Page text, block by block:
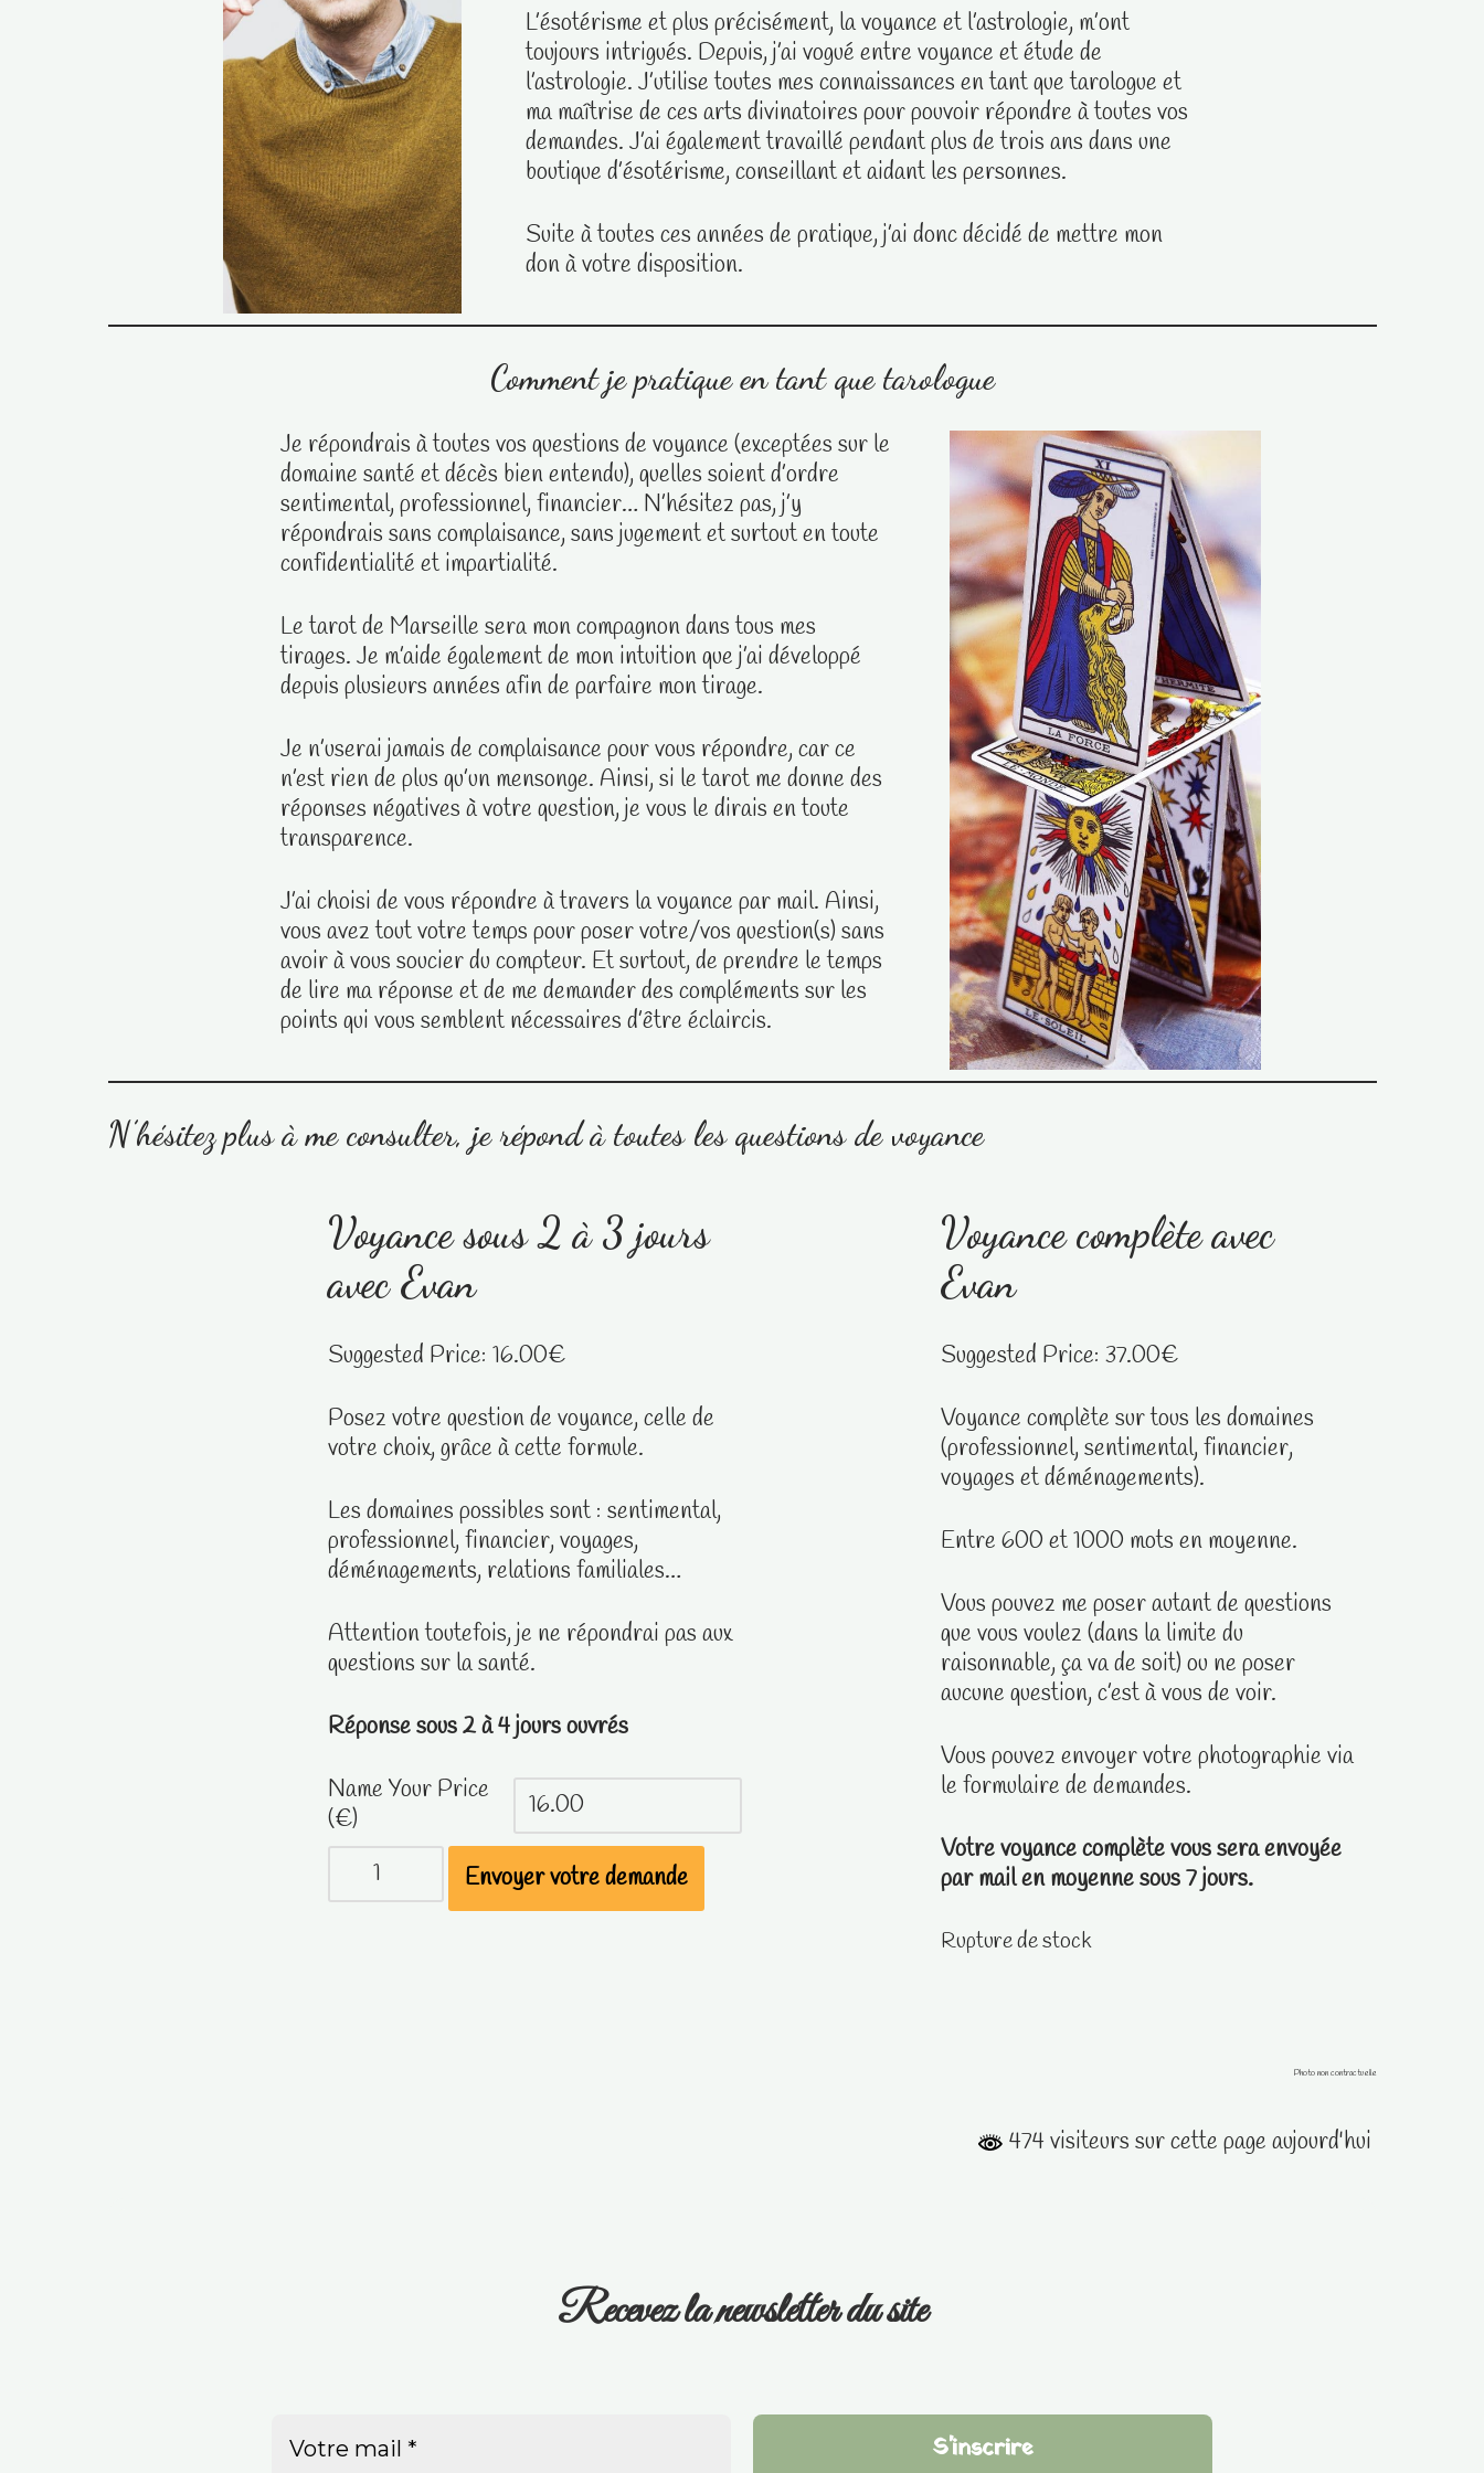
L’ésotérisme et plus précisément, la voyance et l’astrologie, m’ont
toujours intrigués. Depuis, j’ai vogué entre voyance et étude de
l’astrologie. J’utilise toutes mes connaissances en tant que tarologue et
ma maîtrise de ces arts divinatoires pour pouvoir répondre à toutes vos
demandes. J’ai également travaillé pendant plus de trois ans dans une
boutique d’ésotérisme, conseillant et aidant les personnes.
Suite à toutes ces années de pratique, j’ai donc décidé de mettre mon
don à votre disposition.
Comment je pratique en tant que tarologue
Je répondrais à toutes vos questions de voyance (exceptées sur le
domaine santé et décès bien entendu), quelles soient d’ordre
sentimental, professionnel, financier… N’hésitez pas, j’y
répondrais sans complaisance, sans jugement et surtout en toute
confidentialité et impartialité.​
Le tarot de Marseille sera mon compagnon dans tous mes
tirages. Je m’aide également de mon intuition que j’ai développé
depuis plusieurs années afin de parfaire mon tirage.
Je n’userai jamais de complaisance pour vous répondre, car ce
n’est rien de plus qu’un mensonge. Ainsi, si le tarot me donne des
réponses négatives à votre question, je vous le dirais en toute
transparence.
J’ai choisi de vous répondre à travers la voyance par mail. Ainsi,
vous avez tout votre temps pour poser votre/vos question(s) sans
avoir à vous soucier du compteur. Et surtout, de prendre le temps
de lire ma réponse et de me demander des compléments sur les
points qui vous semblent nécessaires d’être éclaircis.
N’hésitez plus à me consulter, je répond à toutes les questions de voyance
Voyance sous 2 à 3 jours
avec Evan
Suggested Price:16.00€
Posez votre question de voyance, celle de
votre choix, grâce à cette formule.
Les domaines possibles sont : sentimental,
professionnel, financier, voyages,
déménagements, relations familiales…
Attention toutefois, je ne répondrai pas aux
questions sur la santé.
Réponse sous 2 à 4 jours ouvrés
Name Your Price
(€)
Envoyer votre demande
Voyance complète avec
Evan
Suggested Price: 37.00€
Voyance complète sur tous les domaines
(professionnel, sentimental, financier,
voyages et déménagements).
Entre 600 et 1000 mots en moyenne.
Vous pouvez me poser autant de questions
que vous voulez (dans la limite du
raisonnable, ça va de soit) ou ne poser
aucune question, c’est à vous de voir.
Vous pouvez envoyer votre photographie via
le formulaire de demandes.
Votre voyance complète vous sera envoyée
par mail en moyenne sous 7 jours.
Rupture de stock
Photo non contractuelle
474 visiteurs sur cette page aujourd'hui
Recevez la newsletter du site